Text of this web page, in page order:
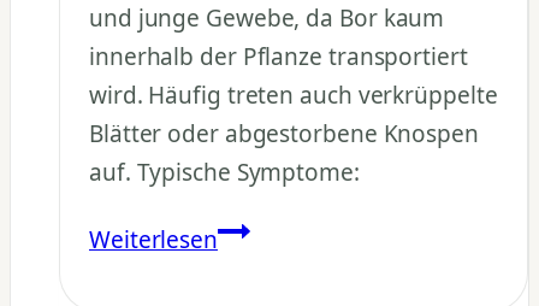
und junge Gewebe, da Bor kaum
innerhalb der Pflanze transportiert
wird. Häufig treten auch verkrüppelte
Blätter oder abgestorbene Knospen
auf. Typische Symptome:
WeiterlesenWie